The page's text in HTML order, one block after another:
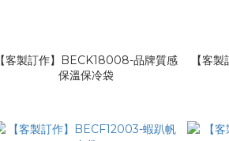
【客製訂作】BECK18008-品牌質感
保溫保冷袋
【客